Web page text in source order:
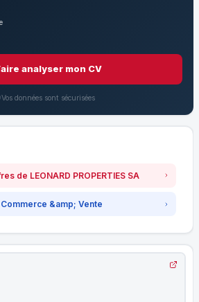
analyser mon CV
Vos données sont sécurisées
de LEONARD PROPERTIES SA
&amp; Vente